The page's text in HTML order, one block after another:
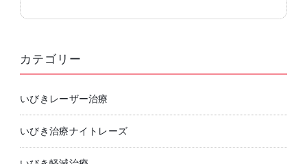
カテゴリー
いびきレーザー治療
いびき治療ナイトレーズ